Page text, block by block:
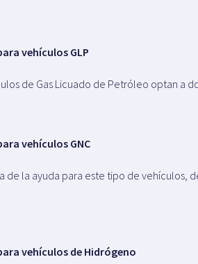
vehículos GLP
de Gas Licuado de Petróleo optan a
vehículos GNC
de la ayuda para este tipo de vehículos,
vehículos de Hidrógeno